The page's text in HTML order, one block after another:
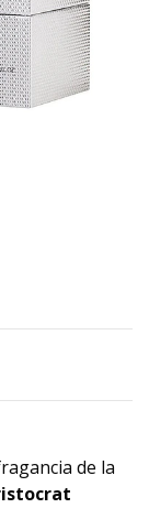
de la